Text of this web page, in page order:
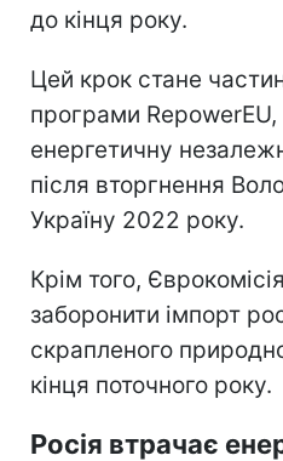
до кінця року.
Цей крок стане
програми
енергетичну
після вторгнення
Україну 2022 року.
Крім того,
заборонити імпорт
скрапленого
кінця поточного року.
Росія втрачає